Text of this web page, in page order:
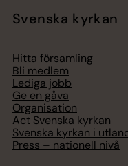
Svenska kyrkan
Hitta församling
Bli medlem
Lediga jobb
Ge en gåva
Organisation
Act Svenska kyrkan
Svenska kyrkan i
Press – nationell nivå